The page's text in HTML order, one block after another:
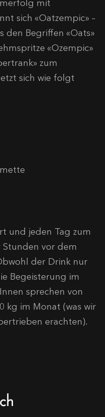
mit
sich «Oatzempic» –
den Begriffen «Oats»
«Ozempic»
zum
sich wie folgt
und jeden Tag zum
Stunden vor dem
der Drink nur
Begeisterung im
sprechen von
kg im Monat (was wir
erachten).